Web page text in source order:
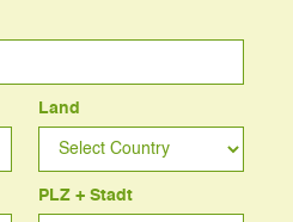
Land
PLZ + Stadt